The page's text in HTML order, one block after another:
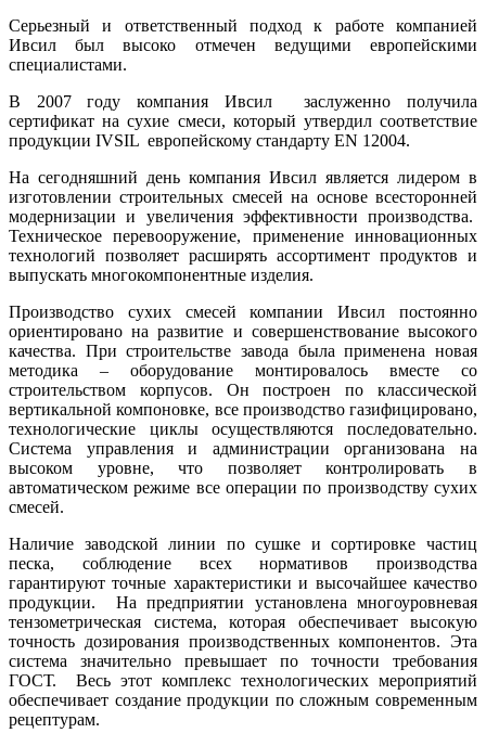
Серьезный и ответственный подход к работе компанией
Ивсил был высоко отмечен ведущими европейскими
специалистами.
В 2007 году компания Ивсил заслуженно получила
сертификат на сухие смеси, который утвердил соответствие
продукции IVSIL европейскому стандарту EN 12004.
На сегодняшний день компания Ивсил является лидером в
изготовлении строительных смесей на основе всесторонней
модернизации и увеличения эффективности производства.
Техническое перевооружение, применение инновационных
технологий позволяет расширять ассортимент продуктов и
выпускать многокомпонентные изделия.
Производство сухих смесей компании Ивсил постоянно
ориентировано на развитие и совершенствование высокого
качества. При строительстве завода была применена новая
методика – оборудование монтировалось вместе со
строительством корпусов. Он построен по классической
вертикальной компоновке, все производство газифицировано,
технологические циклы осуществляются последовательно.
Система управления и администрации организована на
высоком уровне, что позволяет контролировать в
автоматическом режиме все операции по производству сухих
смесей.
Наличие заводской линии по сушке и сортировке частиц
песка, соблюдение всех нормативов производства
гарантируют точные характеристики и высочайшее качество
продукции. На предприятии установлена многоуровневая
тензометрическая система, которая обеспечивает высокую
точность дозирования производственных компонентов. Эта
система значительно превышает по точности требования
ГОСТ. Весь этот комплекс технологических мероприятий
обеспечивает создание продукции по сложным современным
рецептурам.